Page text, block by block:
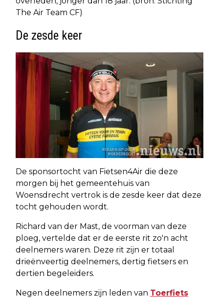
The Air Team CF)
De zesde keer
De sponsortocht van Fietsen4Air die deze
morgen bij het gemeentehuis van
Woensdrecht vertrok is de zesde keer dat deze
tocht gehouden wordt.
Richard van der Mast, de voorman van deze
ploeg, vertelde dat er de eerste rit zo'n acht
deelnemers waren. Deze rit zijn er totaal
drieënveertig deelnemers, dertig fietsers en
dertien begeleiders.
Negen deelnemers zijn leden van Toerfiets